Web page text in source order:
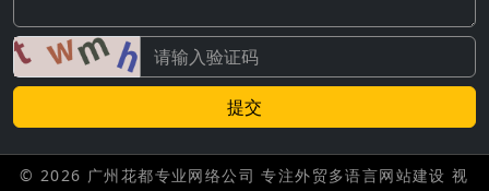
提交
© 2026 广州花都专业网络公司 专注外贸多语言网站建设 视